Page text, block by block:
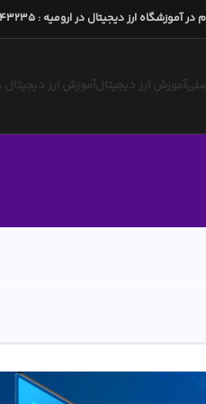
در آموزشگاه ارز دیجیتال در ارومیه :
آموزش ارز دیجیتالآموزش ارز دیجیتال